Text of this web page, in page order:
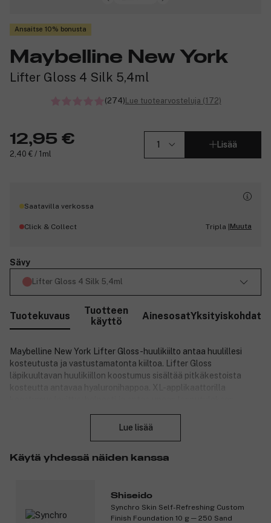
Ansaitse 10% bonusta
Maybelline New York
Lifter Gloss 4 Silk 5,4ml
(274)Lue tuotearvosteluja (172)
12,95 €
2,40 € / 1ml
Lisää
Saatavilla verkossa
Click & Collect Tripla |Muuta
Sävy
Lifter Gloss 4 Silk 5,4ml
Tuotekuvaus
Tuotteen
käyttö
AinesosatYksityiskohdat
Maybelline New York Lifter Gloss -huulikiilto antaa huulillesi
kosteutusta ja vastustamatonta kiiltoa. Lifter Gloss
läpikuultavan huulikiillon koostumus sisältää pitkäkestoista
kosteutta antavaa hyaluronihappoa. XL-applikaattorilla
täyteläisistä ja kosteutetuista huulista!
Maybelline New York läpikuultava huulikiilto
Antaa huulillesi kosteutusta ja vastustamatonta kiiltoa
XL-applikaattorilla koostumus levittyy helposti ja antaa
upean lopputuloksen
Valitse omasi useista läpikuultavista sävyistä ja nauti
Lue lisää
Käytä yhdessä näiden kanssa
Shiseido
Synchro Skin Self-Refreshing Custom
Finish Foundation 10 g ─ 250 Sand